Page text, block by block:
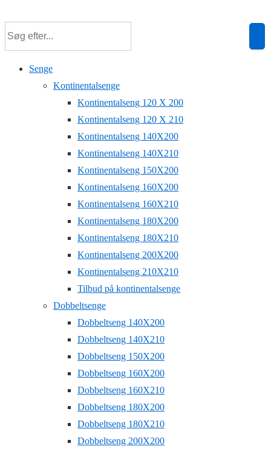
hovedindhold
Senge
Kontinentalsenge
Kontinentalseng 120 X 200
Kontinentalseng 120 X 210
Kontinentalseng 140X200
Kontinentalseng 140X210
Kontinentalseng 150X200
Kontinentalseng 160X200
Kontinentalseng 160X210
Kontinentalseng 180X200
Kontinentalseng 180X210
Kontinentalseng 200X200
Kontinentalseng 210X210
Tilbud på kontinentalsenge
Dobbeltsenge
Dobbeltseng 140X200
Dobbeltseng 140X210
Dobbeltseng 150X200
Dobbeltseng 160X200
Dobbeltseng 160X210
Dobbeltseng 180X200
Dobbeltseng 180X210
Dobbeltseng 200X200